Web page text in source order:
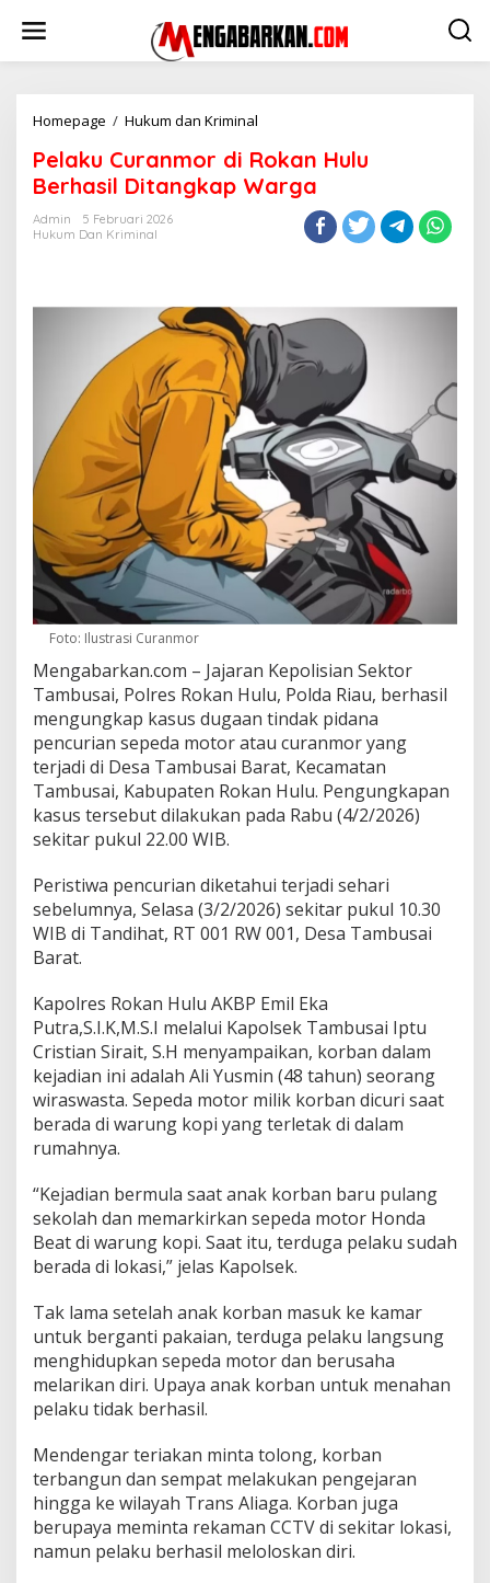
Homepage / Hukum dan Kriminal
di
Rokan
Hulu
Berhasil
Ditangkap
Pelaku Curanmor di Rokan Hulu
Berhasil Ditangkap Warga
Admin
5 Februari 2026
Hukum Dan Kriminal
Foto: Ilustrasi Curanmor
Mengabarkan.com – Jajaran Kepolisian Sektor
Tambusai, Polres Rokan Hulu, Polda Riau, berhasil
mengungkap kasus dugaan tindak pidana
pencurian sepeda motor atau curanmor yang
terjadi di Desa Tambusai Barat, Kecamatan
Tambusai, Kabupaten Rokan Hulu. Pengungkapan
kasus tersebut dilakukan pada Rabu (4/2/2026)
sekitar pukul 22.00 WIB.
Peristiwa pencurian diketahui terjadi sehari
sebelumnya, Selasa (3/2/2026) sekitar pukul 10.30
WIB di Tandihat, RT 001 RW 001, Desa Tambusai
Barat.
Kapolres Rokan Hulu AKBP Emil Eka
Putra,S.I.K,M.S.I melalui Kapolsek Tambusai Iptu
Cristian Sirait, S.H menyampaikan, korban dalam
kejadian ini adalah Ali Yusmin (48 tahun) seorang
wiraswasta. Sepeda motor milik korban dicuri saat
berada di warung kopi yang terletak di dalam
rumahnya.
“Kejadian bermula saat anak korban baru pulang
sekolah dan memarkirkan sepeda motor Honda
Beat di warung kopi. Saat itu, terduga pelaku sudah
berada di lokasi,” jelas Kapolsek.
Tak lama setelah anak korban masuk ke kamar
untuk berganti pakaian, terduga pelaku langsung
menghidupkan sepeda motor dan berusaha
melarikan diri. Upaya anak korban untuk menahan
pelaku tidak berhasil.
Mendengar teriakan minta tolong, korban
terbangun dan sempat melakukan pengejaran
hingga ke wilayah Trans Aliaga. Korban juga
berupaya meminta rekaman CCTV di sekitar lokasi,
namun pelaku berhasil meloloskan diri.